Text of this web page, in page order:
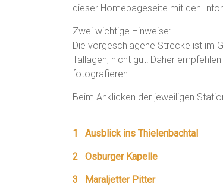
dieser Homepageseite mit den
Zwei wichtige Hinweise:
Die vorgeschlagene Strecke ist im
Tallagen, nicht gut! Daher
fotografieren.
Beim Anklicken der jeweiligen
1 Ausblick ins Thielenbachtal
2 Osburger Kapelle
3 Maraljetter Pitter